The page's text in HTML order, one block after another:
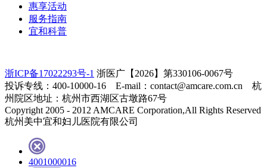
惠享活动
服务指南
宜和科普
浙ICP备17022293号-1 浙医广【2026】第330106-0067号
投诉专线：400-10000-16 E-mail：contact@amcare.com.cn 杭
州院区地址：杭州市西湖区古墩路67号
Copyright 2005 - 2012 AMCARE Corporation,All Rights Reserved
杭州美中宜和妇儿医院有限公司
4001000016